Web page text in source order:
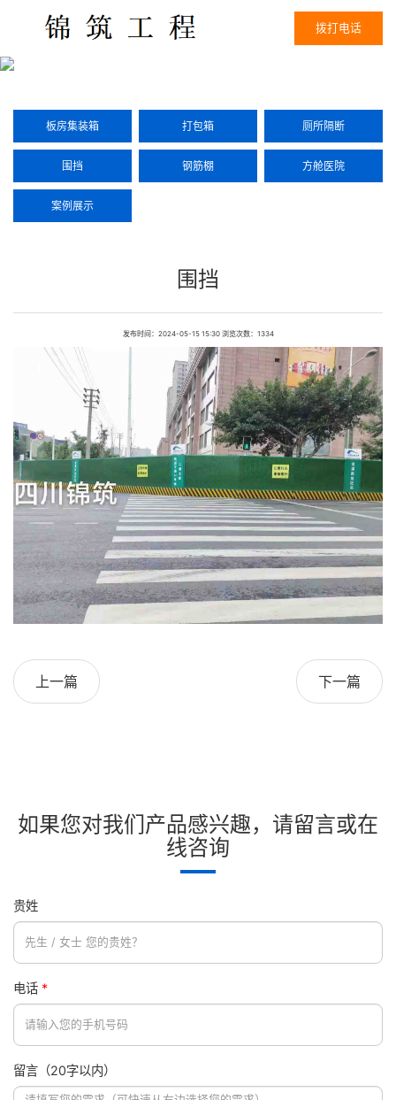
拨打电话
板房集装箱 打包箱 厕所隔断
围挡 钢筋棚 方舱医院
案例展示
围挡
发布时间：2024-05-15 15:30 浏览次数：1334
上一篇 下一篇
如果您对我们产品感兴趣，请留言或在
线咨询
贵姓
电话 *
留言（20字以内）